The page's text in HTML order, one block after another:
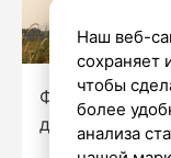
Фото:
дневник»
Наш веб-
сохраняет
чтобы
более
анализа